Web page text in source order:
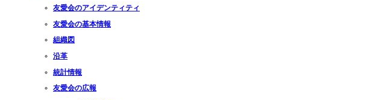
友愛会のアイデンティティ
友愛会の基本情報
組織図
沿革
統計情報
友愛会の広報